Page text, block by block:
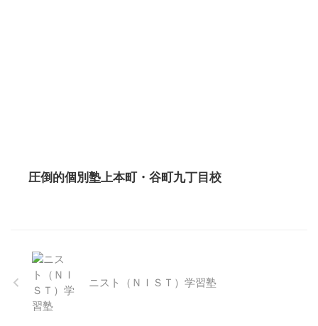
圧倒的個別塾上本町・谷町九丁目校
ニスト（ＮＩＳＴ）学習塾